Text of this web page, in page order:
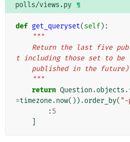
polls/views.py ¶
def get_queryset(self):
"""
t including those set to be
published in the
    """
return Question .objects .
=timezone.now()) .order_by( "-
:5